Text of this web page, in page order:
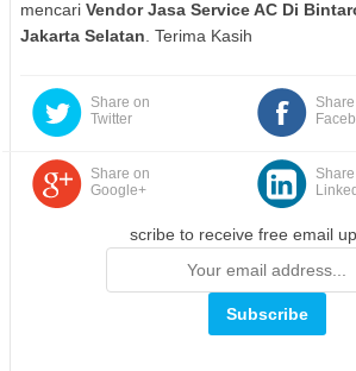
mencari Vendor Jasa Service AC Di
Jakarta Selatan . Terima Kasih
Share on
Twitter
Share on
Google+
scribe to receive free email